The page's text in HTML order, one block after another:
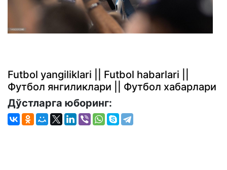
Futbol yangiliklari || Futbol habarlari ||
Футбол янгиликлари || Футбол хабарлари
Дўстларга юборинг: